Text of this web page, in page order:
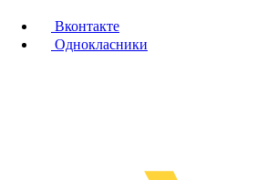
Вконтакте
Однокласники